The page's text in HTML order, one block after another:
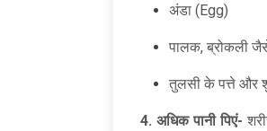
अंडा (Egg)
पालक, ब्रोकली जैसे
तुलसी के पत्ते और
4. अधिक पानी पिएं-